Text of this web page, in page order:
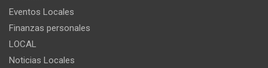
Eventos Locales
Finanzas personales
LOCAL
Noticias Locales